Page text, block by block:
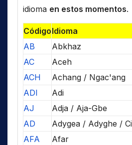
idioma en estos momentos.
CódigoIdioma
AB
Abkhaz
AC
Aceh
ACH
Achang / Ngac'ang
ADI
Adi
AJ
Adja / Aja-Gbe
AD
Adygea / Adyghe /
AFA
Afar